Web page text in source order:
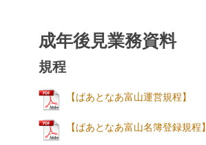
成年後見業務資料
規程
【ぱあとなあ富山運営規程】
【ぱあとなあ富山名簿登録規程】